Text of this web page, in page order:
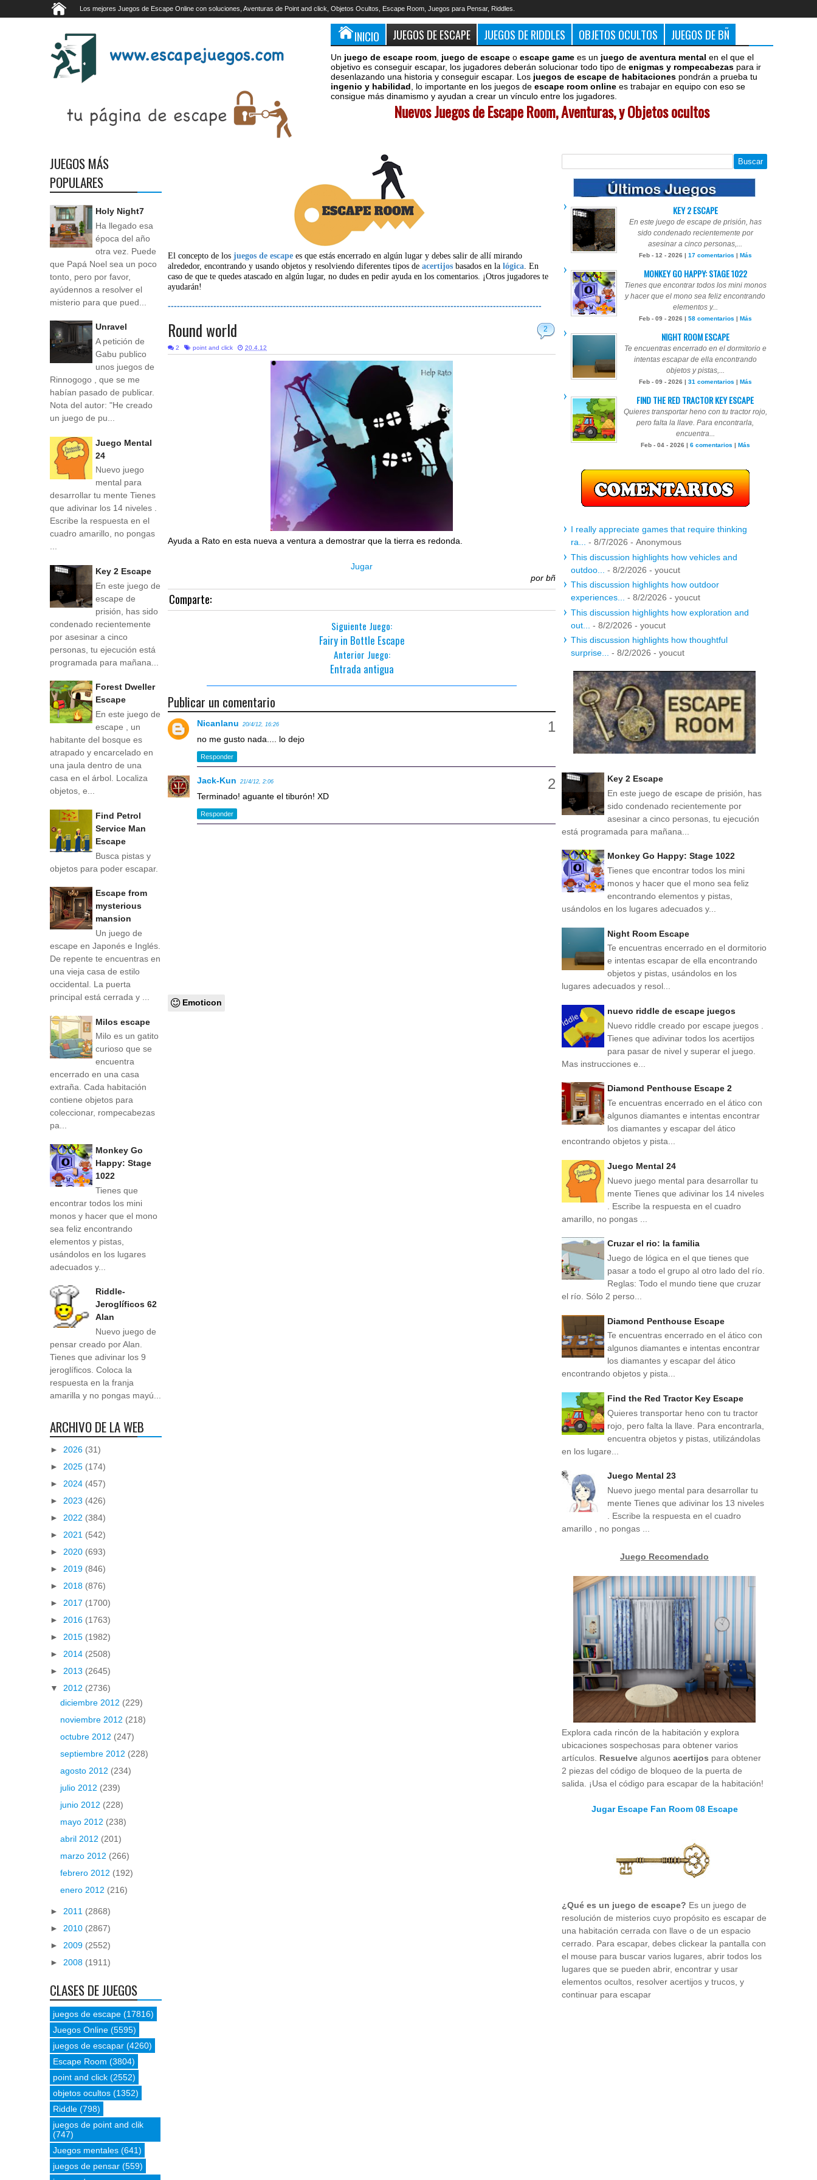
Los mejores Juegos de Escape Online con soluciones, Aventuras de Point and click, Objetos Ocultos, Escape Room, Juegos para Pensar, Riddles.
INICIO JUEGOS DE ESCAPE JUEGOS DE RIDDLES OBJETOS OCULTOS JUEGOS DE BÑ
Un juego de escape room juego de escape o escape game es un juego de aventura mental en el que el
objetivo es conseguir escapar, los jugadores deberán solucionar todo tipo de enigmas y rompecabezas para ir
desenlazando una historia y conseguir escapar. Los juegos de escape de habitaciones pondrán a prueba tu
ingenio y habilidad , lo importante en los juegos de escape room online es trabajar en equipo con eso se
consigue más dinamismo y ayudan a crear un vínculo entre los jugadores.
Nuevos Juegos de Escape Room, Aventuras, y Objetos ocultos
El concepto de losjuegos de escape es que estás encerrado en algún lugar y debes salir de allí mirando
alrededor, encontrando y usando objetos y resolviendo diferentes tipos deacertijos basados en lalógica. En
caso de que te quedes atascado en algún lugar, no dudes en pedir ayuda en los comentarios. ¡Otros jugadores te
ayudarán!
---------------------------------------------------------------------------------------------------------------------------
2
Round world
2 point and click 20.4.12
Ayuda a Rato en esta nueva a ventura a demostrar que la tierra es redonda.
Jugar
por bñ
Comparte:
Siguiente Juego:
Fairy in Bottle Escape
Anterior Juego:
Entrada antigua
Publicar un comentario
Nicanlanu 20/4/12, 16:26
no me gusto nada.... lo dejo
Responder
Jack-Kun 21/4/12, 2:06
Terminado! aguante el tiburón! XD
Responder
Emoticon
JUEGOS MÁS
POPULARES
Holy Night7
Ha llegado esa
época del año
otra vez. Puede
que Papá Noel sea un poco
tonto, pero por favor,
ayúdennos a resolver el
misterio para que pued...
Unravel
A petición de
Gabu publico
unos juegos de
Rinnogogo , que se me
habían pasado de publicar.
Nota del autor: "He creado
un juego de pu...
Juego Mental
24
Nuevo juego
mental para
desarrollar tu mente Tienes
que adivinar los 14 niveles .
Escribe la respuesta en el
cuadro amarillo, no pongas
...
Key 2 Escape
En este juego de
escape de
prisión, has sido
condenado recientemente
por asesinar a cinco
personas, tu ejecución está
programada para mañana...
Forest Dweller
Escape
En este juego de
escape , un
habitante del bosque es
atrapado y encarcelado en
una jaula dentro de una
casa en el árbol. Localiza
objetos, e...
Find Petrol
Service Man
Escape
Busca pistas y
objetos para poder escapar.
Escape from
mysterious
mansion
Un juego de
escape en Japonés e Inglés.
De repente te encuentras en
una vieja casa de estilo
occidental. La puerta
principal está cerrada y ...
Milos escape
Milo es un gatito
curioso que se
encuentra
encerrado en una casa
extraña. Cada habitación
contiene objetos para
coleccionar, rompecabezas
pa...
Monkey Go
Happy: Stage
1022
Tienes que
encontrar todos los mini
monos y hacer que el mono
sea feliz encontrando
elementos y pistas,
usándolos en los lugares
adecuados y...
Riddle-
Jeroglíficos 62
Alan
Nuevo juego de
pensar creado por Alan.
Tienes que adivinar los 9
jeroglíficos. Coloca la
respuesta en la franja
amarilla y no pongas mayú...
ARCHIVO DE LA WEB
► 2026 (31)
► 2025 (174)
► 2024 (457)
► 2023 (426)
► 2022 (384)
► 2021 (542)
► 2020 (693)
► 2019 (846)
► 2018 (876)
► 2017 (1700)
► 2016 (1763)
► 2015 (1982)
► 2014 (2508)
► 2013 (2645)
▼ 2012 (2736)
diciembre 2012 (229)
noviembre 2012 (218)
octubre 2012 (247)
septiembre 2012 (228)
agosto 2012 (234)
julio 2012 (239)
junio 2012 (228)
mayo 2012 (238)
abril 2012 (201)
marzo 2012 (266)
febrero 2012 (192)
enero 2012 (216)
► 2011 (2868)
► 2010 (2867)
► 2009 (2552)
► 2008 (1911)
CLASES DE JUEGOS
juegos de escape (17816)
Juegos Online (5595)
juegos de escapar (4260)
Escape Room (3804)
point and click (2552)
objetos ocultos (1352)
Riddle (798)
juegos de point and clik
(747)
Juegos mentales (641)
juegos de pensar (559)
KEY 2 ESCAPE
En este juego de escape de prisión, has
sido condenado recientemente por
asesinar a cinco personas,...
Feb - 12 - 2026 | 17 comentarios | Más
MONKEY GO HAPPY: STAGE 1022
Tienes que encontrar todos los mini monos
y hacer que el mono sea feliz encontrando
elementos y...
Feb - 09 - 2026 | 58 comentarios | Más
NIGHT ROOM ESCAPE
Te encuentras encerrado en el dormitorio e
intentas escapar de ella encontrando
objetos y pistas,...
Feb - 09 - 2026 | 31 comentarios | Más
FIND THE RED TRACTOR KEY ESCAPE
Quieres transportar heno con tu tractor rojo,
pero falta la llave. Para encontrarla,
encuentra...
Feb - 04 - 2026 | 6 comentarios | Más
I really appreciate games that require thinking
ra...
- 8/7/2026 - Anonymous
This discussion highlights how vehicles and
outdoo...
- 8/2/2026 - youcut
This discussion highlights how outdoor
experiences...
- 8/2/2026 - youcut
This discussion highlights how exploration and
out...
- 8/2/2026 - youcut
This discussion highlights how thoughtful
surprise...
- 8/2/2026 - youcut
Key 2 Escape
En este juego de escape de prisión, has
sido condenado recientemente por
asesinar a cinco personas, tu ejecución
está programada para mañana...
Monkey Go Happy: Stage 1022
Tienes que encontrar todos los mini
monos y hacer que el mono sea feliz
encontrando elementos y pistas,
usándolos en los lugares adecuados y...
Night Room Escape
Te encuentras encerrado en el dormitorio
e intentas escapar de ella encontrando
objetos y pistas, usándolos en los
lugares adecuados y resol...
nuevo riddle de escape juegos
Nuevo riddle creado por escape juegos .
Tienes que adivinar todos los acertijos
para pasar de nivel y superar el juego.
Mas instrucciones e...
Diamond Penthouse Escape 2
Te encuentras encerrado en el ático con
algunos diamantes e intentas encontrar
los diamantes y escapar del ático
encontrando objetos y pista...
Juego Mental 24
Nuevo juego mental para desarrollar tu
mente Tienes que adivinar los 14 niveles
. Escribe la respuesta en el cuadro
amarillo, no pongas ...
Cruzar el rio: la familia
Juego de lógica en el que tienes que
pasar a todo el grupo al otro lado del río.
Reglas: Todo el mundo tiene que cruzar
el río. Sólo 2 perso...
Diamond Penthouse Escape
Te encuentras encerrado en el ático con
algunos diamantes e intentas encontrar
los diamantes y escapar del ático
encontrando objetos y pista...
Find the Red Tractor Key Escape
Quieres transportar heno con tu tractor
rojo, pero falta la llave. Para encontrarla,
encuentra objetos y pistas, utilizándolas
en los lugare...
Juego Mental 23
Nuevo juego mental para desarrollar tu
mente Tienes que adivinar los 13 niveles
. Escribe la respuesta en el cuadro
amarillo , no pongas ...
Juego Recomendado
Explora cada rincón de la habitación y explora
ubicaciones sospechosas para obtener varios
artículos. Resuelve algunos acertijos para obtener
2 piezas del código de bloqueo de la puerta de
salida. ¡Usa el código para escapar de la habitación!
Jugar Escape Fan Room 08 Escape
¿Qué es un juego de escape? Es un juego de
resolución de misterios cuyo propósito es escapar de
una habitación cerrada con llave o de un espacio
cerrado. Para escapar, debes clickear la pantalla con
el mouse para buscar varios lugares, abrir todos los
lugares que se pueden abrir, encontrar y usar
elementos ocultos, resolver acertijos y trucos, y
continuar para escapar